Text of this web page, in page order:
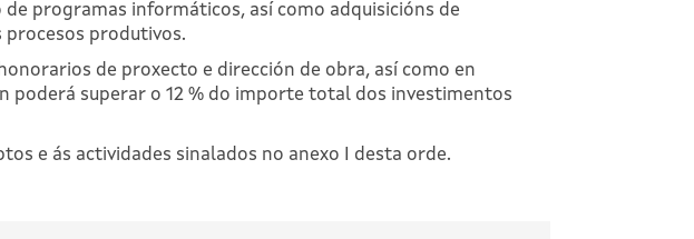
programas informáticos, así como adquisicións de
procesos produtivos.
de proxecto e dirección de obra, así como en
poderá superar o 12 % do importe total dos investimentos
e ás actividades sinalados no anexo I desta orde.